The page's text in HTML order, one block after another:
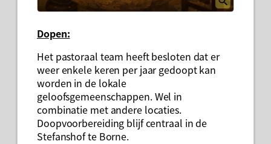
Dopen:
Het pastoraal team heeft besloten dat er
weer enkele keren per jaar gedoopt kan
worden in de lokale
geloofsgemeenschappen. Wel in
combinatie met andere locaties.
Doopvoorbereiding blijf centraal in de
Stefanshof te Borne.